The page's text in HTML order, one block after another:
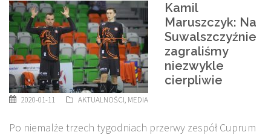
Kamil
Maruszczyk: Na
Suwalszczyźnie
zagraliśmy
niezwykle
cierpliwie
2020-01-11 AKTUALNOŚCI, MEDIA
Po niemalże trzech tygodniach przerwy zespół Cuprum